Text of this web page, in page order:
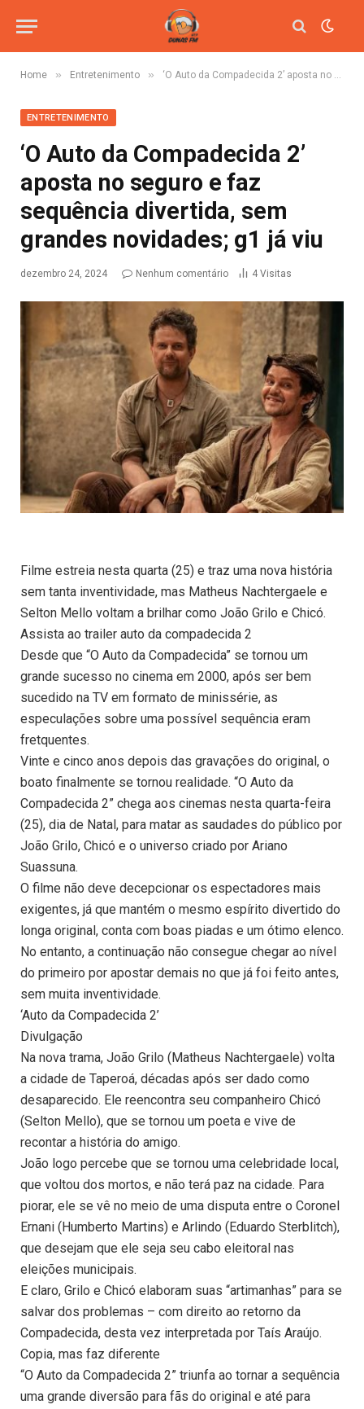
Home » Entretenimento » ‘O Auto da Compadecida 2’ aposta no seguro e faz sequência divertida, sem grandes novidades; g1 já viu
ENTRETENIMENTO
‘O Auto da Compadecida 2’
aposta no seguro e faz
sequência divertida, sem
grandes novidades; g1 já viu
dezembro 24, 2024 Nenhum comentário 4 Visitas
Filme estreia nesta quarta (25) e traz uma nova história
sem tanta inventividade, mas Matheus Nachtergaele e
Selton Mello voltam a brilhar como João Grilo e Chicó.
Assista ao trailer auto da compadecida 2
Desde que “O Auto da Compadecida” se tornou um
grande sucesso no cinema em 2000, após ser bem
sucedido na TV em formato de minissérie, as
especulações sobre uma possível sequência eram
fretquentes.
Vinte e cinco anos depois das gravações do original, o
boato finalmente se tornou realidade. “O Auto da
Compadecida 2” chega aos cinemas nesta quarta-feira
(25), dia de Natal, para matar as saudades do público por
João Grilo, Chicó e o universo criado por Ariano
Suassuna.
O filme não deve decepcionar os espectadores mais
exigentes, já que mantém o mesmo espírito divertido do
longa original, conta com boas piadas e um ótimo elenco.
No entanto, a continuação não consegue chegar ao nível
do primeiro por apostar demais no que já foi feito antes,
sem muita inventividade.
‘Auto da Compadecida 2’
Divulgação
Na nova trama, João Grilo (Matheus Nachtergaele) volta
a cidade de Taperoá, décadas após ser dado como
desaparecido. Ele reencontra seu companheiro Chicó
(Selton Mello), que se tornou um poeta e vive de
recontar a história do amigo.
João logo percebe que se tornou uma celebridade local,
que voltou dos mortos, e não terá paz na cidade. Para
piorar, ele se vê no meio de uma disputa entre o Coronel
Ernani (Humberto Martins) e Arlindo (Eduardo Sterblitch),
que desejam que ele seja seu cabo eleitoral nas
eleições municipais.
E claro, Grilo e Chicó elaboram suas “artimanhas” para se
salvar dos problemas – com direito ao retorno da
Compadecida, desta vez interpretada por Taís Araújo.
Copia, mas faz diferente
“O Auto da Compadecida 2” triunfa ao tornar a sequência
uma grande diversão para fãs do original e até para